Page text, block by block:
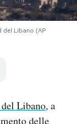
Libano (AP
Libano, a
delle